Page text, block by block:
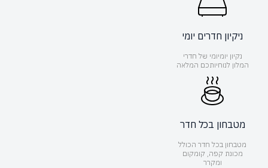
ניקיון חדרים יומי
נקיון יומיומי של חדרי
המלון לנוחיותכם המלאה
מטבחון בכל חדר
מטבחון בכל חדר הכולל
מכונת קפה, קומקום
ומקרר